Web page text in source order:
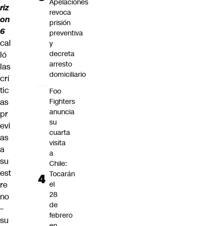
riz
on
6
cal
ló
las
crí
tic
as
pr
evi
as
a
su
est
re
no
–
su
Apelaciones
revoca
prisión
preventiva
y
decreta
arresto
domiciliario
Foo
Fighters
anuncia
su
cuarta
visita
a
Chile:
Tocarán
el
28
de
febrero